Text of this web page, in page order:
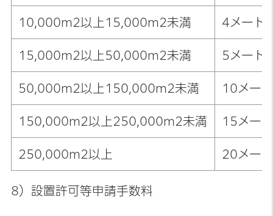
10,000m2以上15,000m2未満 4メート
15,000m2以上50,000m2未満 5メート
50,000m2以上150,000m2未満 10メー
150,000m2以上250,000m2未満 15メー
250,000m2以上 20メー
8）設置許可等申請手数料